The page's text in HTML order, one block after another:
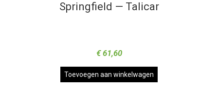
Springfield — Talicar
€61,60
Toevoegen aan winkelwagen